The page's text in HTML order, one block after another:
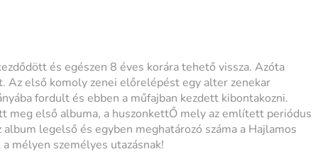
és egészen 8 éves korára tehető vissza. Azóta
Az első komoly zenei előrelépést egy alter zenekar
fordult és ebben a műfajban kezdett kibontakozni.
meg első albuma, a huszonkettŐ mely az említett periódus
legelső és egyben meghatározó száma a Hajlamos
mélyen személyes utazásnak!